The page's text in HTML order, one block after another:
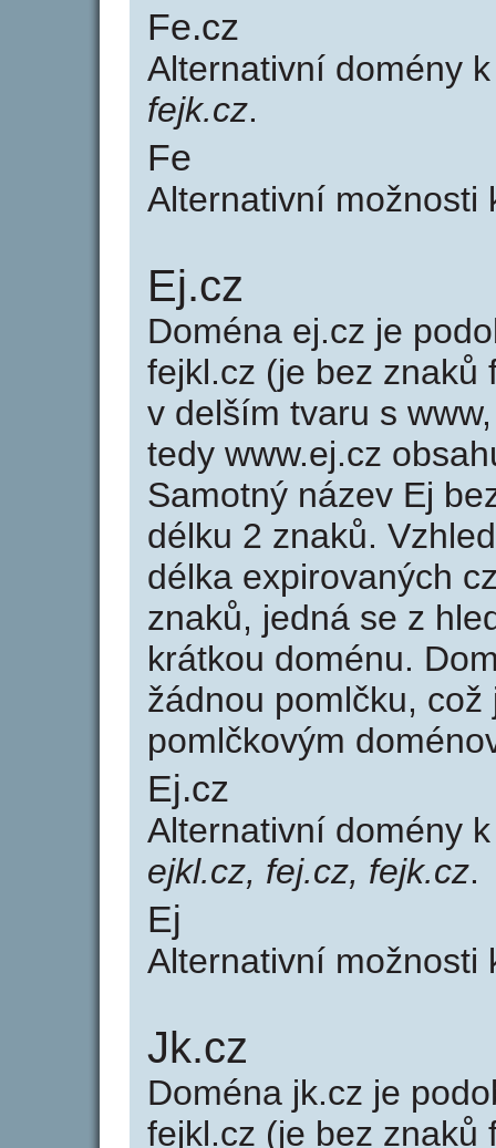
Fe.cz
Alternativní domény
fejk.cz.
Fe
Alternativní možnosti
Ej.cz
Doména ej.cz je
fejkl.cz (je bez znaků
v delším tvaru s
tedy www.ej.cz
Samotný název Ej
délku 2 znaků.
délka expirovaných
znaků, jedná se z
krátkou doménu.
žádnou pomlčku,
pomlčkovým
Ej.cz
Alternativní domény
ejkl.cz, fej.cz, fejk.cz.
Ej
Alternativní možnosti
Jk.cz
Doména jk.cz je
fejkl.cz (je bez znaků